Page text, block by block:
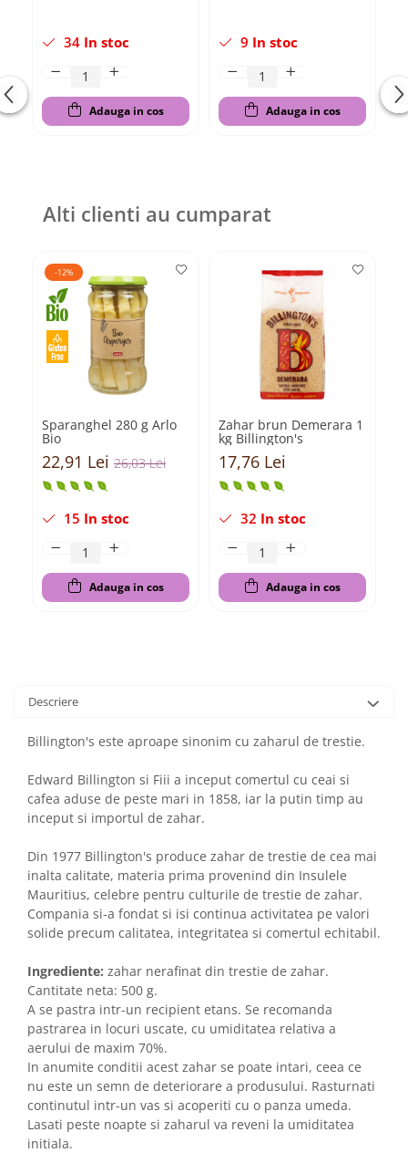
34 In stoc
Adauga in cos
9 In stoc
Adauga in cos
Alti clienti au cumparat
-12%
Sparanghel 280 g Arlo
Bio
26,03 Lei
22,91 Lei
15 In stoc
Adauga in cos
Zahar brun Demerara 1
kg Billington's
17,76 Lei
32 In stoc
Adauga in cos
Descriere
Billington's este aproape sinonim cu zaharul de trestie.
Edward Billington si Fiii a inceput comertul cu ceai si
cafea aduse de peste mari in 1858, iar la putin timp au
inceput si importul de zahar.
Din 1977 Billington's produce zahar de trestie de cea mai
inalta calitate, materia prima provenind din Insulele
Mauritius, celebre pentru culturile de trestie de zahar.
Compania si-a fondat si isi continua activitatea pe valori
solide precum calitatea, integritatea si comertul echitabil.
Ingrediente: zahar nerafinat din trestie de zahar.
Cantitate neta: 500 g.
A se pastra intr-un recipient etans. Se recomanda
pastrarea in locuri uscate, cu umiditatea relativa a
aerului de maxim 70%.
In anumite conditii acest zahar se poate intari, ceea ce
nu este un semn de deteriorare a produsului. Rasturnati
continutul intr-un vas si acoperiti cu o panza umeda.
Lasati peste noapte si zaharul va reveni la umiditatea
initiala.